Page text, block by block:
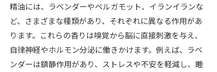
精油には、ラベンダーやベルガモット、イランイランな
ど、さまざまな種類があり、それぞれに異なる作用があ
ります。これらの香りは嗅覚から脳に直接刺激を与え、
自律神経やホルモン分泌に働きかけます。例えば、ラベ
ンダーは鎮静作用があり、ストレスや不安を軽減し、睡